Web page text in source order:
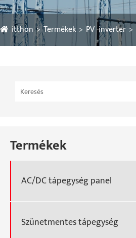
itthon Termékek PV -inverter
Termékek
AC/DC tápegység panel
Szünetmentes tápegység